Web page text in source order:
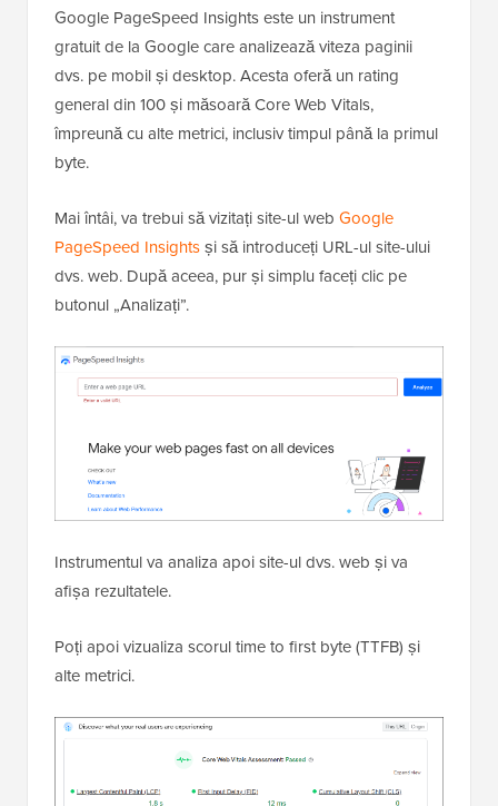
Google PageSpeed Insights este un instrument
gratuit de la Google care analizează viteza paginii
dvs. pe mobil și desktop. Acesta oferă un rating
general din 100 și măsoară Core Web Vitals,
împreună cu alte metrici, inclusiv timpul până la primul
byte.
Mai întâi, va trebui să vizitați site-ul web Google
PageSpeed Insightsși să introduceți URL-ul site-ului
dvs. web. După aceea, pur și simplu faceți clic pe
butonul „Analizați”.
Instrumentul va analiza apoi site-ul dvs. web și va
afișa rezultatele.
Poți apoi vizualiza scorul time to first byte (TTFB) și
alte metrici.